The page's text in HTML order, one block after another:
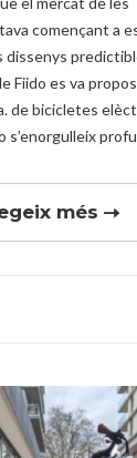
començant a
dissenys
Fiido es va
de bicicletes
s’enorgulleix
més